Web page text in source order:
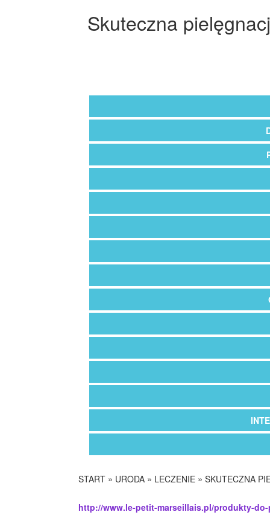
Skuteczna
START » URODA » LECZENIE » SKUTECZNA
http://www.le-petit-marseillais.pl/produkty-